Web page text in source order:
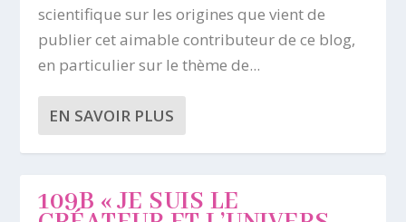
scientifique sur les origines que vient de
publier cet aimable contributeur de ce blog,
en particulier sur le thème de...
EN SAVOIR PLUS
109B « JE SUIS LE